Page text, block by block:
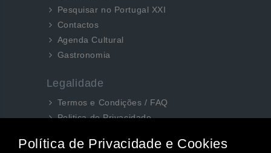
Pesquisar no Portugal XXI
Contactos
Agenda Cultural
Gastronomia
Legalidade
Termos e Condições / FAQ
Politica de Privacidade
Webdesign